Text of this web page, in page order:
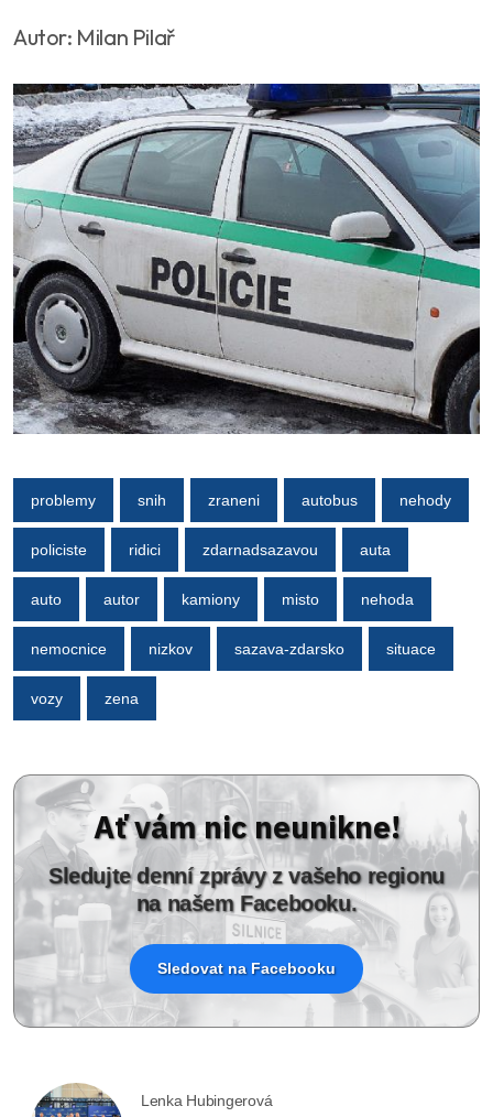
Autor: Milan Pilař
problemy snih zraneni autobus nehody
policiste ridici zdarnadsazavou auta
auto autor kamiony misto nehoda
nemocnice nizkov sazava-zdarsko situace
vozy zena
Ať vám nic neunikne!
Sledujte denní zprávy z vašeho regionu
na našem Facebooku.
Sledovat na Facebooku
Lenka Hubingerová